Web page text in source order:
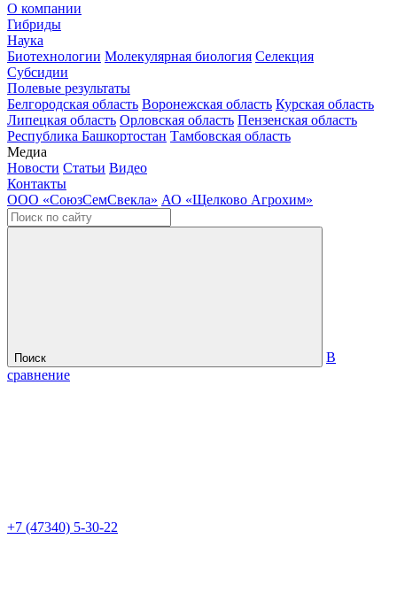
О компании
Гибриды
Наука
Биотехнологии Молекулярная биология Селекция
Субсидии
Полевые результаты
Белгородская область Воронежская область Курская область
Липецкая область Орловская область Пензенская область
Республика Башкортостан Тамбовская область
Медиа
Новости Статьи Видео
Контакты
ООО «СоюзСемСвекла» АО «Щелково Агрохим»
Поиск
В
сравнение
+7 (47340) 5-30-22